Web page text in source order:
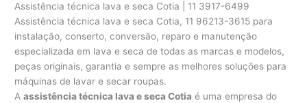
Assistência técnica lava e seca Cotia | 11 3917-6499
Assistência técnica lava e seca Cotia, 11 96213-3615 para
instalação, conserto, conversão, reparo e manutenção
especializada em lava e seca de todas as marcas e modelos,
peças originais, garantia e sempre as melhores soluções para
máquinas de lavar e secar roupas.
Aassistência técnica lava e seca Cotia é uma empresa do